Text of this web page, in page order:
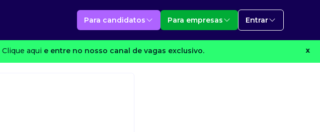
Para candidatos Para empresas Entrar
Clique aqui e entre no nosso canal de vagas exclusivo. X